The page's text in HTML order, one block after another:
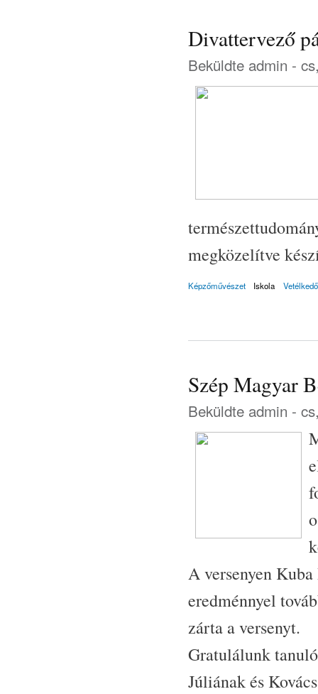
Divattervező
Beküldte admin -
megközelítve
Képzőművészet Iskola Vetélkedő
Szép Magyar
Beküldte admin -
A versenyen
eredménnyel
zárta a versenyt.
Gratulálunk
Júliának és